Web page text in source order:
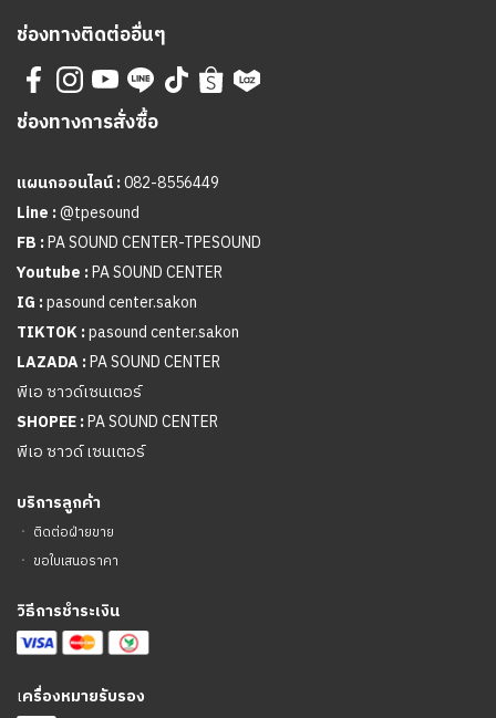
ช่องทางติดต่ออื่นๆ
ช่องทางการสั่งซื้อ
แผนกออนไลน์ :082-8556449
Line :@tpesound
FB :PA SOUND CENTER-TPESOUND
Youtube :PA SOUND CENTER
IG :pasound center.sakon
TIKTOK :pasound center.sakon
LAZADA :PA SOUND CENTER
พีเอ ซาวด์เซนเตอร์
SHOPEE :PA SOUND CENTER
พีเอ ซาวด์ เซนเตอร์
บริการลูกค้า
ㆍ ติดต่อฝ่ายขาย
ㆍ ขอใบเสนอราคา
วิธีการชำระเงิน
เครื่องหมายรับรอง